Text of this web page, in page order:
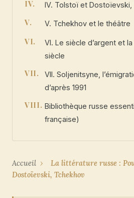
IV. Tolstoï et
V. Tchekhov et le théâtre
VI. Le siècle d’argent et
siècle
VII. Soljenitsyne,
d’après 1991
Bibliothèque russe
française)
Accueil ›
La littérature russe :
Dostoïevski, Tchekhov